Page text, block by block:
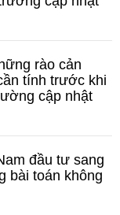
rào cản
tính trước khi
cập nhật
đầu tư sang
bài toán không